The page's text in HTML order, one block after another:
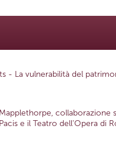
- La vulnerabilità del
collaborazione
e il Teatro dell'Opera di